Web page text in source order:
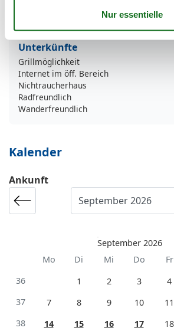
Fahrradunterstellmöglichkeit
Unterkünfte
Grillmöglichkeit
Internet im öff. Bereich
Nichtraucherhaus
Radfreundlich
Wanderfreundlich
Kalender
Ankunft
September 2026
Mo
Di Mi Do Fr
36
1 2 3 4
37
7 8 9 10 11
38
14 15 16 17 18